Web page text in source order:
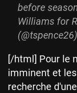
before
Williams for
(@tspence26)
[/html] Pour le
imminent et
recherche